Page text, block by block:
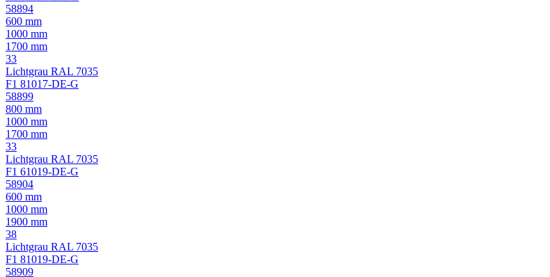
58894
600 mm
1000 mm
1700 mm
33
Lichtgrau RAL 7035
F1 81017-DE-G
58899
800 mm
1000 mm
1700 mm
33
Lichtgrau RAL 7035
F1 61019-DE-G
58904
600 mm
1000 mm
1900 mm
38
Lichtgrau RAL 7035
F1 81019-DE-G
58909